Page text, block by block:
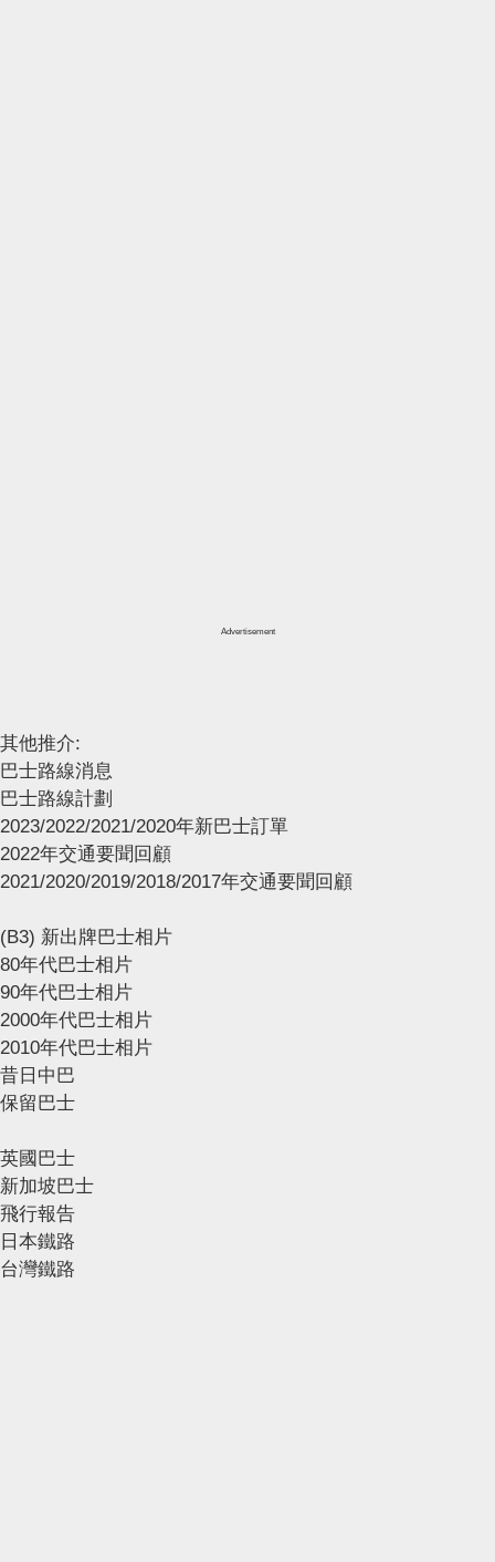
Advertisement
其他推介:
巴士路線消息
巴士路線計劃
2023/2022/2021/2020年新巴士訂單
2022年交通要聞回顧
2021/2020/2019/2018/2017年交通要聞回顧
(B3) 新出牌巴士相片
80年代巴士相片
90年代巴士相片
2000年代巴士相片
2010年代巴士相片
昔日中巴
保留巴士
英國巴士
新加坡巴士
飛行報告
日本鐵路
台灣鐵路